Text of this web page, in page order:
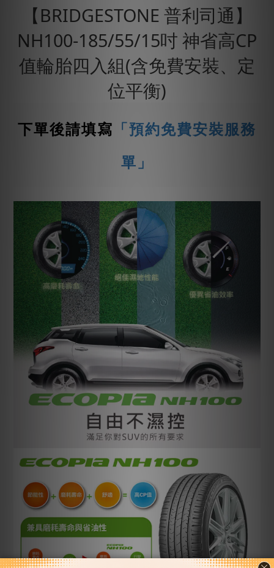
【BRIDGESTONE 普利司通】
NH100-185/55/15吋 神省高CP
值輪胎四入組(含免費安裝、定
位平衡)
下單後請填寫 「預約免費安裝服務
單」